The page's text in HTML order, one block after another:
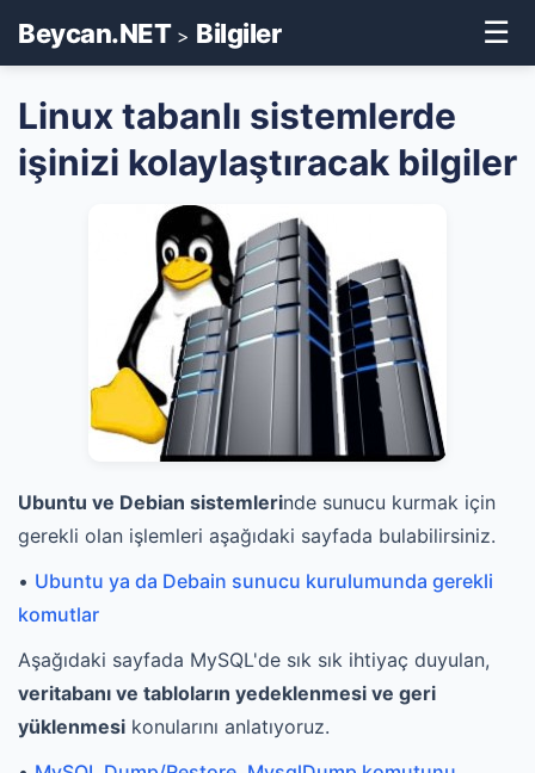
Beycan.NET> Bilgiler ☰
Linux tabanlı sistemlerde
işinizi kolaylaştıracak bilgiler
Ubuntu ve Debian sistemlerinde sunucu kurmak için
gerekli olan işlemleri aşağıdaki sayfada bulabilirsiniz.
• Ubuntu ya da Debain sunucu kurulumunda gerekli
komutlar
Aşağıdaki sayfada MySQL'de sık sık ihtiyaç duyulan,
veritabanı ve tabloların yedeklenmesi ve geri
yüklenmesi konularını anlatıyoruz.